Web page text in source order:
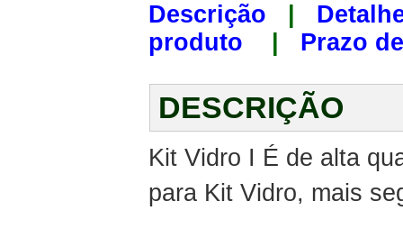
Descrição
produto
Prazo
DESCRIÇÃO
Kit Vidro I É de alta
para Kit Vidro, mais